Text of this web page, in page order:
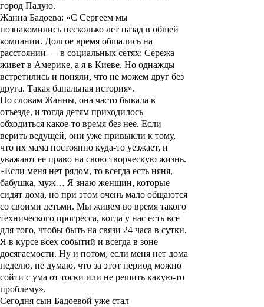
город Падую.
Жанна Бадоева: «С Сергеем мы
познакомились несколько лет назад в общей
компании. Долгое время общались на
расстоянии — в социальных сетях: Сережа
живет в Америке, а я в Киеве. Но однажды
встретились и поняли, что не можем друг без
друга. Такая банальная история».
По словам Жанны, она часто бывала в
отъезде, и тогда детям приходилось
обходиться какое-то время без нее. Если
верить ведущей, они уже привыкли к тому,
что их мама постоянно куда-то уезжает, и
уважают ее право на свою творческую жизнь.
«Если меня нет рядом, то всегда есть няня,
бабушка, муж… Я знаю женщин, которые
сидят дома, но при этом очень мало общаются
со своими детьми. Мы живем во время такого
технического прогресса, когда у нас есть все
для того, чтобы быть на связи 24 часа в сутки.
Я в курсе всех событий и всегда в зоне
досягаемости. Ну и потом, если меня нет дома
неделю, не думаю, что за этот период можно
сойти с ума от тоски или не решить какую-то
проблему».
Сегодня сын Бадоевой уже стал